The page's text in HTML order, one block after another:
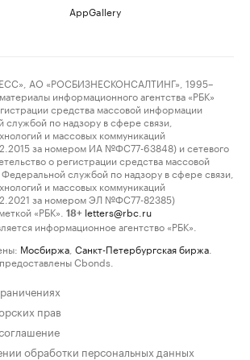
AppGallery
АО «РОСБИЗНЕСКОНСАЛТИНГ», 1995–
информационного агентства «РБК»
средства массовой информации
по надзору в сфере связи,
и массовых коммуникаций
за номером ИА №ФС77-63848) и сетевого
о регистрации средства массовой
службой по надзору в сфере связи,
и массовых коммуникаций
за номером ЭЛ №ФС77-82385)
«РБК».
18+ letters@rbc.ru
информационное агентство «РБК».
Мосбиржа Санкт-Петербургская биржа
Cbonds.
прав
обработки персональных данных